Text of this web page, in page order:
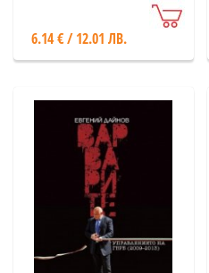
6.14 € / 12.01 ЛВ.